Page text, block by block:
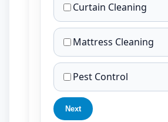
Curtain Cleaning
Mattress Cleaning
Pest Control
Next